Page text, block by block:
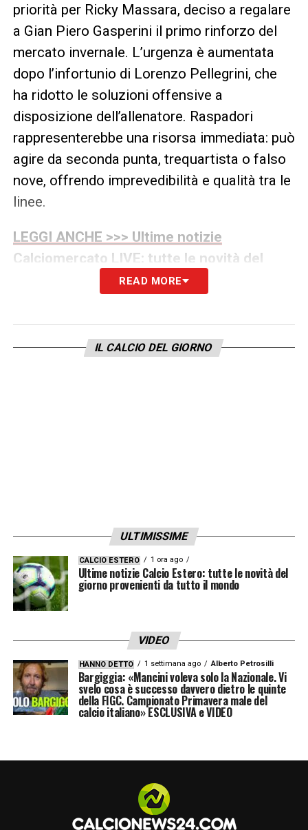
priorità per Ricky Massara, deciso a regalare
a Gian Piero Gasperini il primo rinforzo del
mercato invernale. L’urgenza è aumentata
dopo l’infortunio di Lorenzo Pellegrini, che
ha ridotto le soluzioni offensive a
disposizione dell’allenatore. Raspadori
rappresenterebbe una risorsa immediata: può
agire da seconda punta, trequartista o falso
nove, offrendo imprevedibilità e qualità tra le
linee.
LEGGI ANCHE >>> Ultime notizie
Calciomercato LIVE: tutte le novità del
È infatti previsto un colloquio diretto tra
Raspadori e Diego Simeone. L’attaccante
A Trigoria filtra ottimismo. L’obiettivo è avere
Raspadori a disposizione già dalla prossima
settimana, anche se i tempi restano stretti.
Difficile immaginare un esordio immediato
contro l’Atalanta, più complicata la sfida con
il Lecce, mentre prende quota l’ipotesi
debutto il 10 gennaio contro il Sassuolo, una
gara dal forte valore simbolico per l’ex
neroverde.
un investimento sul talento italiano e un
segnale chiaro al campionato. Ora la palla
READ MORE
IL CALCIO DEL GIORNO
ULTIMISSIME
CALCIO ESTERO 1 ora ago
Ultime notizie Calcio Estero: tutte le novità del
giorno provenienti da tutto il mondo
VIDEO
HANNO DETTO 1 settimana ago Alberto Petrosilli
Bargiggia: «Mancini voleva solo la Nazionale. Vi
svelo cosa è successo davvero dietro le quinte
della FIGC. Campionato Primavera male del
calcio italiano» ESCLUSIVA e VIDEO